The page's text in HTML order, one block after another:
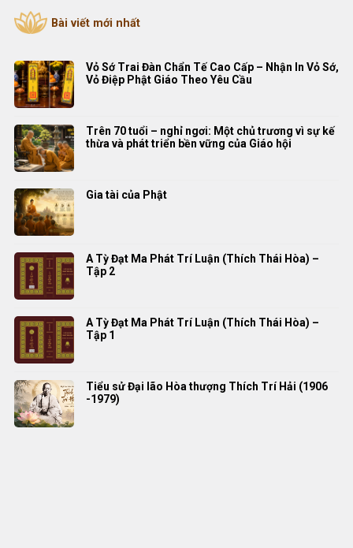
Bài viết mới nhất
Vỏ Sớ Trai Đàn Chẩn Tế Cao Cấp – Nhận In Vỏ Sớ,
Vỏ Điệp Phật Giáo Theo Yêu Cầu
Trên 70 tuổi – nghỉ ngơi: Một chủ trương vì sự kế
thừa và phát triển bền vững của Giáo hội
Gia tài của Phật
A Tỳ Đạt Ma Phát Trí Luận (Thích Thái Hòa) –
Tập 2
A Tỳ Đạt Ma Phát Trí Luận (Thích Thái Hòa) –
Tập 1
Tiểu sử Đại lão Hòa thượng Thích Trí Hải (1906
-1979)